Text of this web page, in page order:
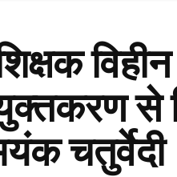
से
चतुर्वेदी